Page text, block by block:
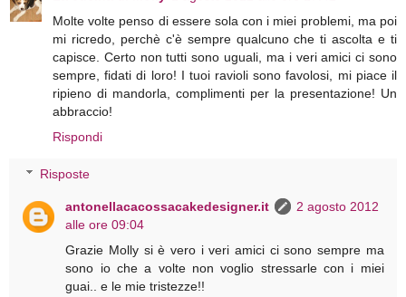
Molte volte penso di essere sola con i miei problemi, ma poi
mi ricredo, perchè c'è sempre qualcuno che ti ascolta e ti
capisce. Certo non tutti sono uguali, ma i veri amici ci sono
sempre, fidati di loro! I tuoi ravioli sono favolosi, mi piace il
ripieno di mandorla, complimenti per la presentazione! Un
abbraccio!
Rispondi
Risposte
antonellacacossacakedesigner.it
2 agosto 2012
alle ore 09:04
Grazie Molly si è vero i veri amici ci sono sempre ma
sono io che a volte non voglio stressarle con i miei
guai.. e le mie tristezze!!